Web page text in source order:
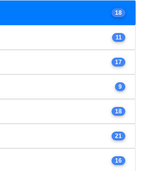
18
11
17
9
18
21
16